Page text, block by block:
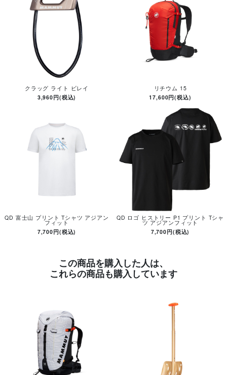
クラッグ ライト ビレイ
3,960円(税込)
リチウム 15
17,600円(税込)
QD 富士山 プリント Tシャツ アジアン
フィット
7,700円(税込)
QD ロゴ ヒストリー P1 プリント Tシャ
ツ アジアンフィット
7,700円(税込)
この商品を購入した人は、
これらの商品も購入しています